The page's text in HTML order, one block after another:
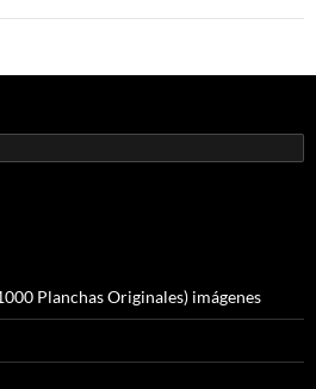
Planchas Originales) imágenes